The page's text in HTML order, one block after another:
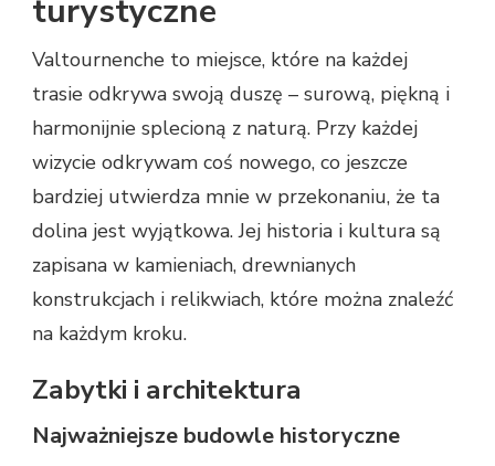
turystyczne
Valtournenche to miejsce, które na każdej
trasie odkrywa swoją duszę – surową, piękną i
harmonijnie splecioną z naturą. Przy każdej
wizycie odkrywam coś nowego, co jeszcze
bardziej utwierdza mnie w przekonaniu, że ta
dolina jest wyjątkowa. Jej historia i kultura są
zapisana w kamieniach, drewnianych
konstrukcjach i relikwiach, które można znaleźć
na każdym kroku.
Zabytki i architektura
Najważniejsze budowle historyczne